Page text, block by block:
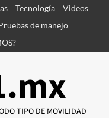
Tecnología
Videos
de manejo
TIPO DE MOVILIDAD